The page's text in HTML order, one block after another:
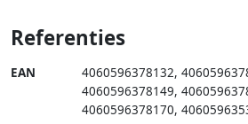
Referenties
EAN 4060596378132,
4060596378149,
4060596378170,